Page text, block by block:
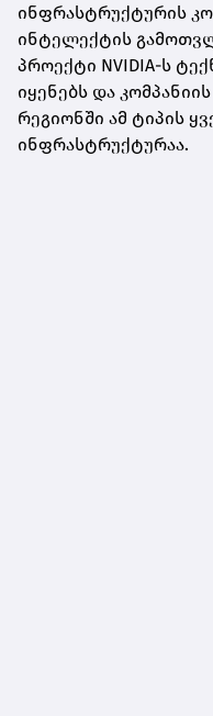
ინფრასტრუქტურის
ინტელექტის
პროექტი NVIDIA-ს
იყენებს და
რეგიონში ამ ტიპის
ინფრასტრუქტურაა.